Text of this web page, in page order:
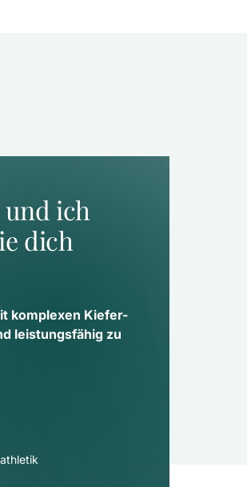
und ich
dich
komplexen Kiefer-
leistungsfähig zu